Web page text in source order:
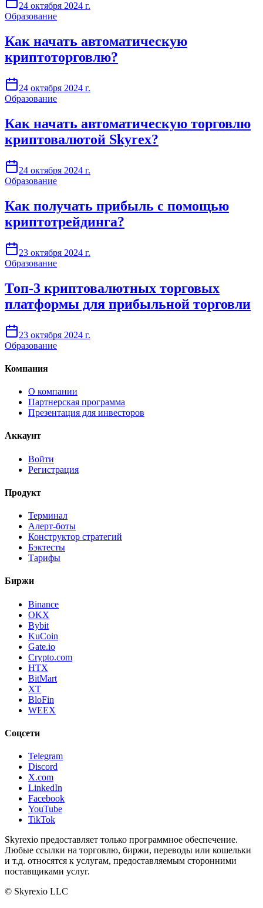
24 октября 2024 г.
Образование
Как начать автоматическую
криптоторговлю?
24 октября 2024 г.
Образование
Как начать автоматическую торговлю
криптовалютой Skyrex?
24 октября 2024 г.
Образование
Как получать прибыль с помощью
криптотрейдинга?
23 октября 2024 г.
Образование
Топ-3 криптовалютных торговых
платформы для прибыльной торговли
23 октября 2024 г.
Образование
Компания
О компании
Партнерская программа
Презентация для инвесторов
Аккаунт
Войти
Регистрация
Продукт
Терминал
Алерт-боты
Конструктор стратегий
Бэктесты
Тарифы
Биржи
Binance
OKX
Bybit
KuCoin
Gate.io
Crypto.com
HTX
BitMart
XT
BloFin
WEEX
Соцсети
Telegram
Discord
X.com
LinkedIn
Facebook
YouTube
TikTok
Skyrexio предоставляет только программное обеспечение.
Любые ссылки на торговлю, биржи, переводы или кошельки
и т.д. относятся к услугам, предоставляемым сторонними
поставщиками услуг.
© Skyrexio LLC